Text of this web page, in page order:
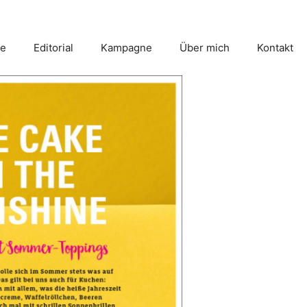
Editorial Kampagne Über mich Kontakt